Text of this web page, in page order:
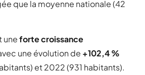
que la moyenne nationale (42
uneforte croissance
une évolution de +102,4 %
et 2022 (931 habitants).